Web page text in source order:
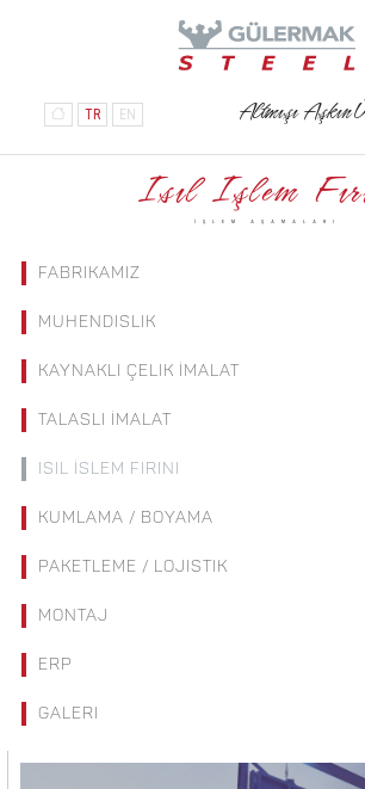
TR EN Altmışı Aşkın
Isıl Işlem
İŞLEM AŞAMALARI
FABRIKAMIZ
MUHENDISLIK
KAYNAKLI ÇELIK İMALAT
TALASLI İMALAT
ISIL İSLEM FIRINI
KUMLAMA / BOYAMA
PAKETLEME / LOJISTIK
MONTAJ
ERP
GALERI